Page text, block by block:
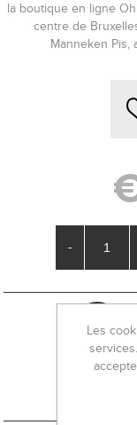
la boutique en ligne
centre de
Manneken Pis,
-
Les